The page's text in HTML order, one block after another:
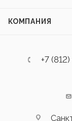
КОМПАНИЯ
+7